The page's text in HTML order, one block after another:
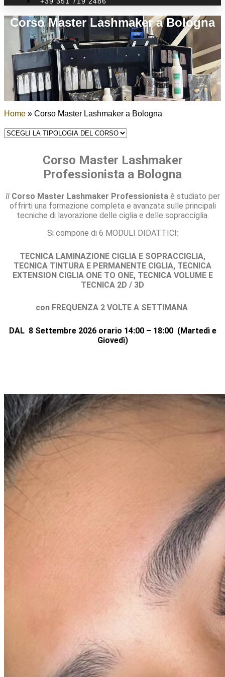
Corso Master Lashmaker a Bologna
Home » Corso Master Lashmaker a Bologna
Corso Master Lashmaker
Professionista a Bologna
Il Corso Master Lashmaker Professionistaè studiato per
offrirti una formazione completa e avanzata sulle principali
tecniche di lavorazione delle ciglia e delle sopracciglia.
Si compone di 6 MODULI DIDATTICI:
TECNICA LAMINAZIONE CIGLIA E SOPRACCIGLIA,
TECNICA TINTURA E PERMANENTE CIGLIA, TECNICA
EXTENSION CIGLIA ONE TO ONE, TECNICA VOLUME E
TECNICA 2D / 3D
con FREQUENZA 2 VOLTE A SETTIMANA
DAL 8 Settembre 2026 orario 14:00 – 18:00 (Martedì e
Giovedì)